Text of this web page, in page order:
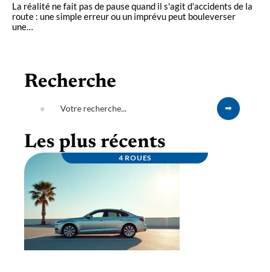
La réalité ne fait pas de pause quand il s'agit d'accidents de la
route : une simple erreur ou un imprévu peut bouleverser
une…
Recherche
Les plus récents
4 ROUES